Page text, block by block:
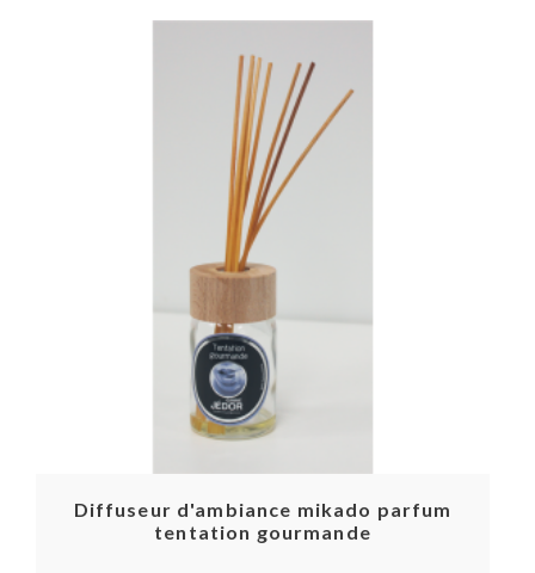
Diffuseur d'ambiance mikado parfum
tentation gourmande